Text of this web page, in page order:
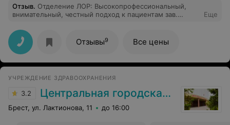
Отзыв. Отделение ЛОР: Высокопрофессиональный,
внимательный, честный подход к пациентам зав.
работа команды отделения, реальная забота о
здоровье людей и вежливое отношение оставили
очень благоприятное впечатление. Дальнейших
успехов коллективу данного отделения и больницы.
Рекомендую.
Еще
Отзывы9 Все цены
УЧРЕЖДЕНИЕ ЗДРАВООХРАНЕНИЯ
3.2 Центральная городская больница
Брест, ул. Лактионова, 11 до 16:00